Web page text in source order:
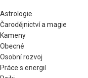
Astrologie
Čarodějnictví a magie
Kameny
Obecné
Osobní rozvoj
Práce s energií